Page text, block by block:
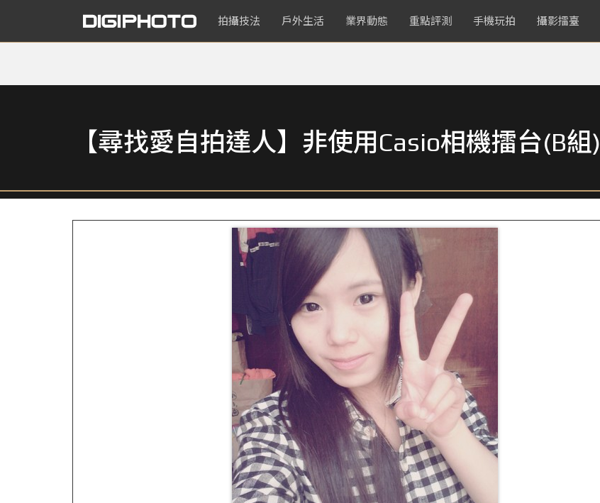
拍攝技法 戶外生活 業界動態 重點評測 手機玩拍 攝影擂臺
【尋找愛自拍達人】非使用Casio相機擂台(B組)